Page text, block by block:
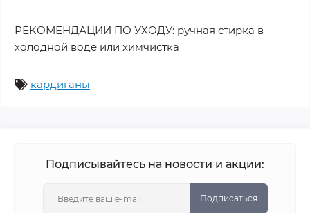
РЕКОМЕНДАЦИИ ПО УХОДУ: ручная стирка в
холодной воде или химчистка
кардиганы
Подписывайтесь на новости и акции:
Подписаться